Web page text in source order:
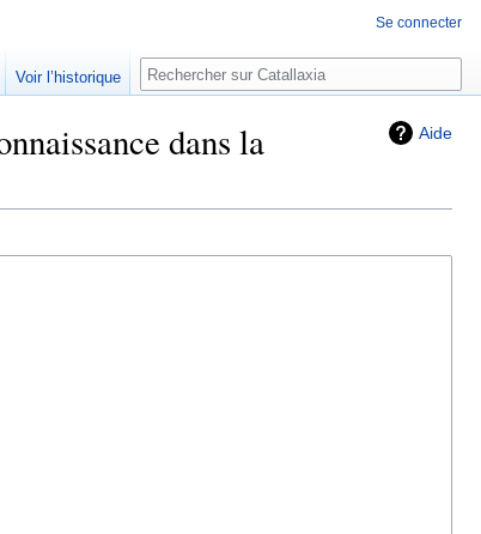
Aide
dans la
Se connecter
Voir l’historique Rechercher